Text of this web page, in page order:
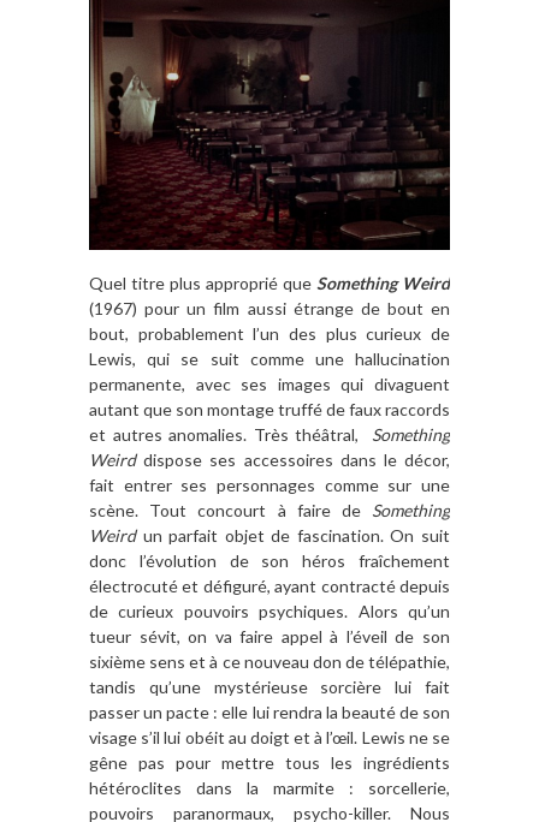
Quel titre plus approprié que Something Weird
(1967) pour un film aussi étrange de bout en
bout, probablement l’un des plus curieux de
Lewis, qui se suit comme une hallucination
permanente, avec ses images qui divaguent
autant que son montage truffé de faux raccords
et autres anomalies. Très théâtral, Something
Weirddispose ses accessoires dans le décor,
fait entrer ses personnages comme sur une
scène. Tout concourt à faire de Something
Weirdun parfait objet de fascination. On suit
donc l’évolution de son héros fraîchement
électrocuté et défiguré, ayant contracté depuis
de curieux pouvoirs psychiques. Alors qu’un
tueur sévit, on va faire appel à l’éveil de son
sixième sens et à ce nouveau don de télépathie,
tandis qu’une mystérieuse sorcière lui fait
passer un pacte : elle lui rendra la beauté de son
visage s’il lui obéit au doigt et à l’œil. Lewis ne se
gêne pas pour mettre tous les ingrédients
hétéroclites dans la marmite : sorcellerie,
pouvoirs paranormaux, psycho-killer. Nous